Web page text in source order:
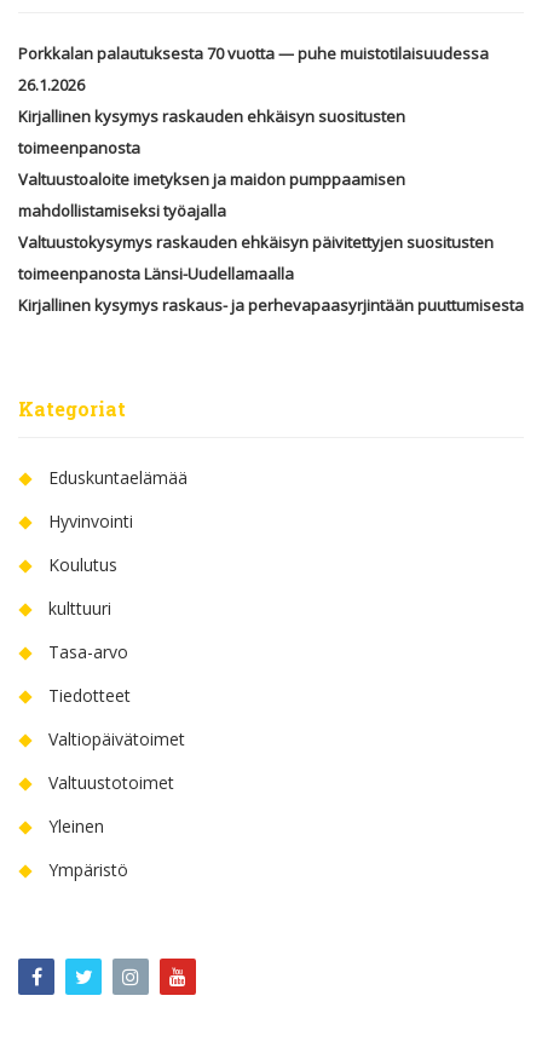
Porkkalan palautuksesta 70 vuotta — puhe muistotilaisuudessa
26.1.2026
Kirjallinen kysymys raskauden ehkäisyn suositusten
toimeenpanosta
Valtuustoaloite imetyksen ja maidon pumppaamisen
mahdollistamiseksi työajalla
Valtuustokysymys raskauden ehkäisyn päivitettyjen suositusten
toimeenpanosta Länsi-Uudellamaalla
Kirjallinen kysymys raskaus- ja perhevapaasyrjintään puuttumisesta
Kategoriat
Eduskuntaelämää
Hyvinvointi
Koulutus
kulttuuri
Tasa-arvo
Tiedotteet
Valtiopäivätoimet
Valtuustotoimet
Yleinen
Ympäristö